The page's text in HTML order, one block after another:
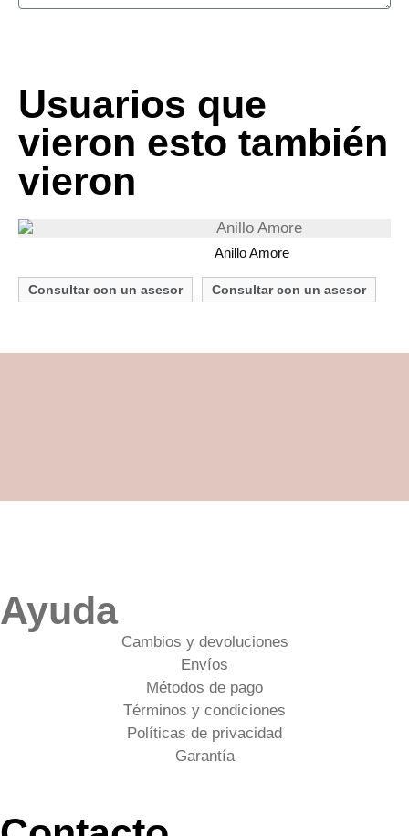
Usuarios que
vieron esto también
vieron
Anillo Amore
Consultar con un asesor Consultar con un asesor
Ayuda
Cambios y devoluciones
Envíos
Métodos de pago
Términos y condiciones
Políticas de privacidad
Garantía